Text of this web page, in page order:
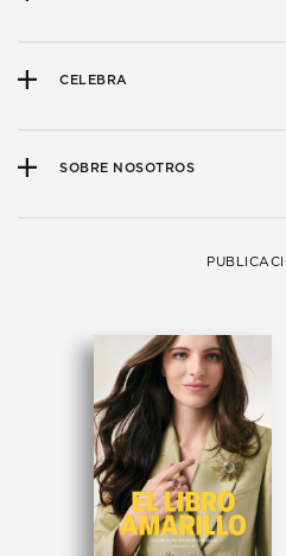
CELEBRA
SOBRE NOSOTROS